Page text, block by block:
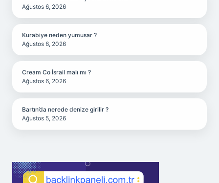
Ağustos 6, 2026
Kurabiye neden yumusar ?
Ağustos 6, 2026
Cream Co İsrail malı mı ?
Ağustos 6, 2026
Bartın’da nerede denize girilir ?
Ağustos 5, 2026